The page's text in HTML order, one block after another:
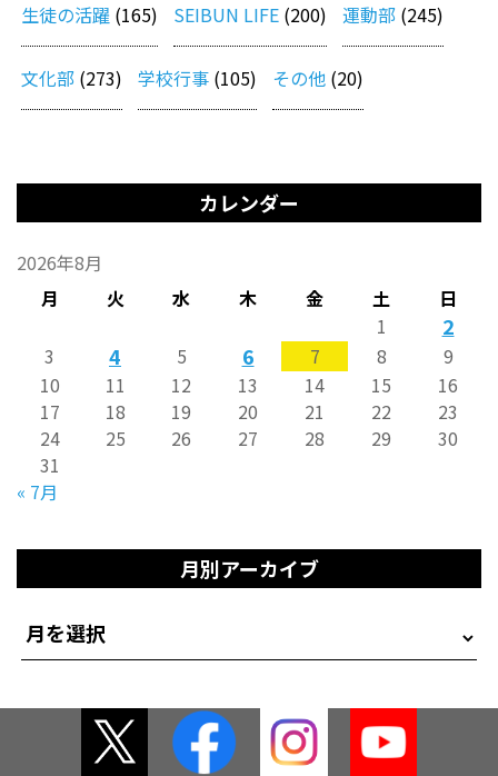
生徒の活躍 (165) SEIBUN LIFE (200) 運動部 (245)
文化部 (273) 学校行事 (105) その他 (20)
カレンダー
2026年8月
月
火 水 木 金 土 日
« 7月
1 2
3 4 5 6 7 8
9
10
11 12 13 14 15
16
17
18 19 20 21 22
23
24
25 26 27 28 29
30
31
月別アーカイブ